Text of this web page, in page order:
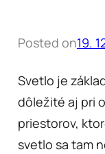
Posted on19.
Svetlo je
dôležité aj pri
priestorov,
svetlo sa tam